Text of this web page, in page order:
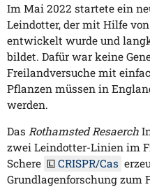
Im Mai 2022 startete ein
Leindotter, der mit Hilfe von
entwickelt wurde und
bildet. Dafür war keine
Freilandversuche mit
Pflanzen müssen in
werden.
Das Rothamsted Resaerch
zwei Leindotter-Linien im
Schere
CRISPR/Cas
Grundlagenforschung zum